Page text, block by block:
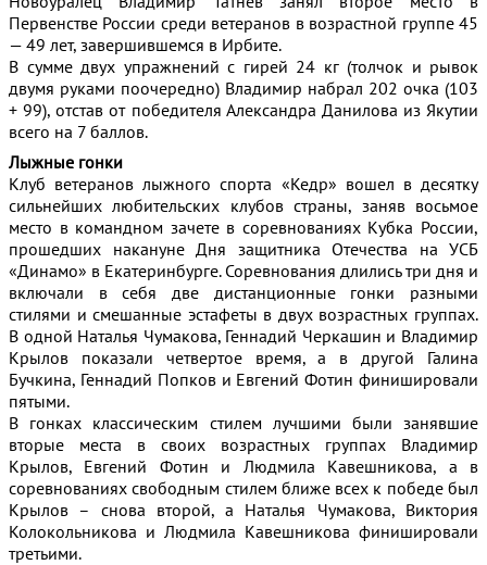
Первенстве России среди ветеранов в возрастной группе 45
— 49 лет, завершившемся в Ирбите.
В сумме двух упражнений с гирей 24 кг (толчок и рывок
двумя руками поочередно) Владимир набрал 202 очка (103
+ 99), отстав от победителя Александра Данилова из Якутии
всего на 7 баллов.
Лыжные гонки
Клуб ветеранов лыжного спорта «Кедр» вошел в десятку
сильнейших любительских клубов страны, заняв восьмое
место в командном зачете в соревнованиях Кубка России,
прошедших накануне Дня защитника Отечества на УСБ
«Динамо» в Екатеринбурге. Соревнования длились три дня и
включали в себя две дистанционные гонки разными
стилями и смешанные эстафеты в двух возрастных группах.
В одной Наталья Чумакова, Геннадий Черкашин и Владимир
Крылов показали четвертое время, а в другой Галина
Бучкина, Геннадий Попков и Евгений Фотин финишировали
пятыми.
В гонках классическим стилем лучшими были занявшие
вторые места в своих возрастных группах Владимир
Крылов, Евгений Фотин и Людмила Кавешникова, а в
соревнованиях свободным стилем ближе всех к победе был
Крылов – снова второй, а Наталья Чумакова, Виктория
Колокольникова и Людмила Кавешникова финишировали
третьими.